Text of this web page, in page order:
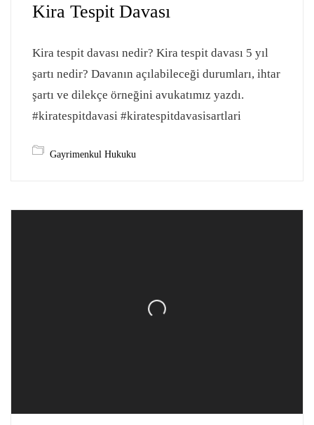
Kira Tespit Davası
Kira tespit davası nedir? Kira tespit davası 5 yıl
şartı nedir? Davanın açılabileceği durumları, ihtar
şartı ve dilekçe örneğini avukatımız yazdı.
#kiratespitdavasi #kiratespitdavasisartlari
Gayrimenkul Hukuku